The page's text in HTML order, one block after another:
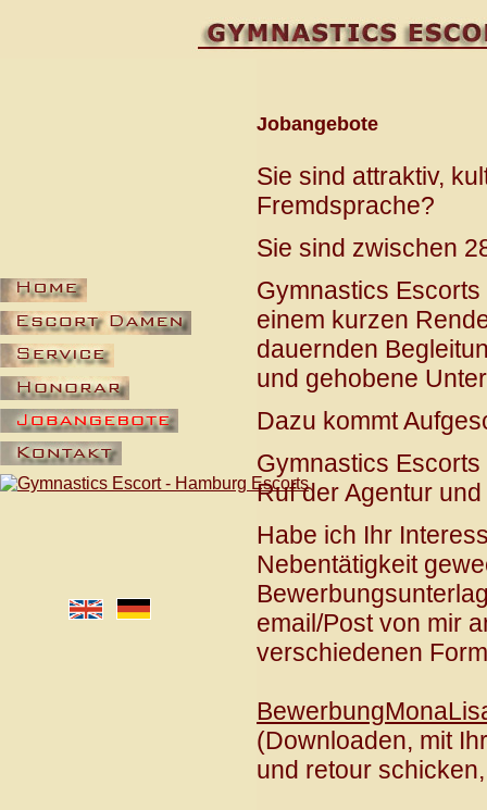
Jobangebote
Sie sind attraktiv,
Fremdsprache?
Sie sind zwischen
Gymnastics
einem kurzen
dauernden
und gehobene
Dazu kommt
Gymnastics
Ruf der Agentur
Habe ich Ihr
Nebentätigkeit
email/Post von mir
verschiedenen
(Downloaden, mit
und retour